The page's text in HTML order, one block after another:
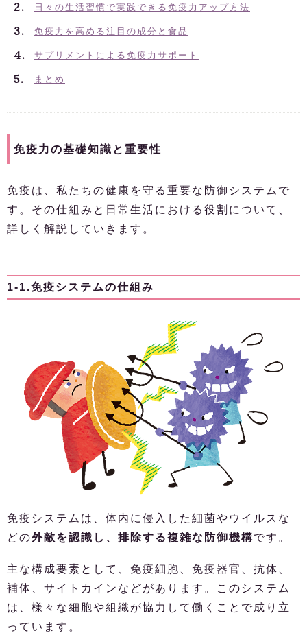
日々の生活習慣で実践できる免疫力アップ方法
免疫力を高める注目の成分と食品
サプリメントによる免疫力サポート
まとめ
免疫力の基礎知識と重要性
免疫は、私たちの健康を守る重要な防御システムで
す。その仕組みと日常生活における役割について、
詳しく解説していきます。
1-1.免疫システムの仕組み
免疫システムは、体内に侵入した細菌やウイルスな
どの外敵を認識し、排除する複雑な防御機構です。
主な構成要素として、免疫細胞、免疫器官、抗体、
補体、サイトカインなどがあります。このシステム
は、様々な細胞や組織が協力して働くことで成り立
っています。